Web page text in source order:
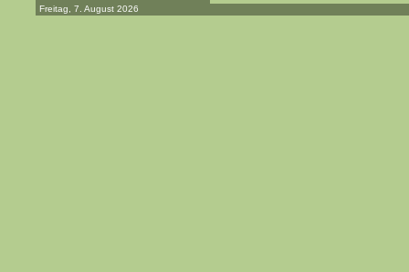
Freitag, 7. August 2026